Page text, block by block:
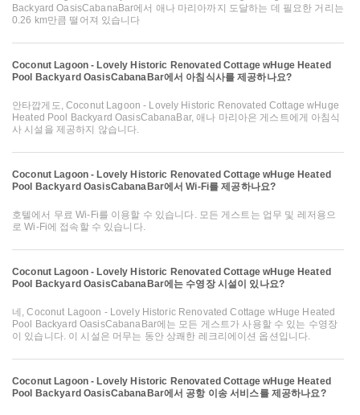
Backyard OasisCabanaBar에서 애나 마리아까지 도달하는 데 필요한 거리는
0.26 km만큼 떨어져 있습니다
Coconut Lagoon - Lovely Historic Renovated Cottage wHuge Heated
Pool Backyard OasisCabanaBar에서 아침식사를 제공하나요?
안타깝게도, Coconut Lagoon - Lovely Historic Renovated Cottage wHuge
Heated Pool Backyard OasisCabanaBar, 애나 마리아은 게스트에게 아침식
사 시설을 제공하지 않습니다.
Coconut Lagoon - Lovely Historic Renovated Cottage wHuge Heated
Pool Backyard OasisCabanaBar에서 Wi-Fi를 제공하나요?
호텔에서 무료 Wi-Fi를 이용할 수 있습니다. 모든 게스트는 업무 및 레저용으
로 Wi-Fi에 접속할 수 있습니다.
Coconut Lagoon - Lovely Historic Renovated Cottage wHuge Heated
Pool Backyard OasisCabanaBar에는 수영장 시설이 있나요?
네, Coconut Lagoon - Lovely Historic Renovated Cottage wHuge Heated
Pool Backyard OasisCabanaBar에는 모든 게스트가 사용할 수 있는 수영장
이 있습니다. 이 시설은 머무는 동안 상쾌한 레크리에이션 옵션입니다.
Coconut Lagoon - Lovely Historic Renovated Cottage wHuge Heated
Pool Backyard OasisCabanaBar에서 공항 이송 서비스를 제공하나요?